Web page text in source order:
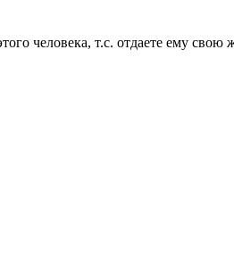
человека, т.с. отдаете ему